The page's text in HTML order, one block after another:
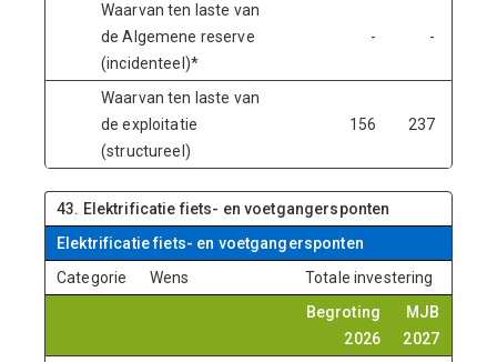
Waarvan ten laste van
de Algemene reserve
(incidenteel)*
- -
Waarvan ten laste van
de exploitatie
(structureel)
156 237
43. Elektrificatie fiets- en voetgangersponten
Elektrificatie fiets- en voetgangersponten
Categorie
Wens
Totale investering
Begroting
2026
MJB
2027